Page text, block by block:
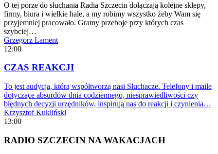
O tej porze do słuchania Radia Szczecin dołączają kolejne sklepy,
firmy, biura i wielkie hale, a my robimy wszystko żeby Wam się
przyjemniej pracowało. Gramy przeboje przy których czas
szybciej…
Grzegorz Lament
12:00
CZAS REAKCJI
To jest audycja, którą współtworzą nasi Słuchacze. Telefony i maile
dotyczące absurdów dnia codziennego, niesprawiedliwości czy
błędnych decyzji urzędników, inspirują nas do reakcji i czynienia…
Krzysztof Kukliński
13:00
RADIO SZCZECIN NA WAKACJACH